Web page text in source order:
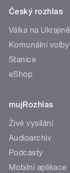
Český rozhlas
Válka na Ukrajině
Komunální volby
Stanice
eShop
mujRozhlas
Živé vysílání
Audioarchiv
Podcasty
Mobilní aplikace